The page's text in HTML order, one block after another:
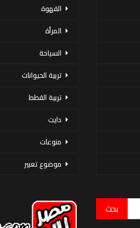
القهوة
المرأة
السياحة
تربية الحيوانات
تربية القطط
دايت
منوعات
موضوع تعبير